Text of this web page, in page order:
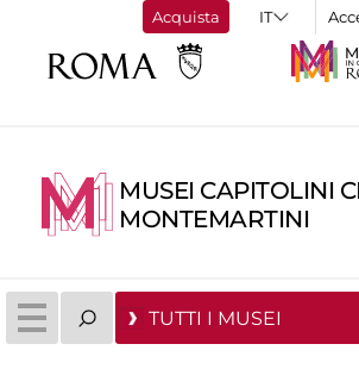
Acquista
MUSEI CAPITOLINI
MONTEMARTINI
TUTTI I MUSEI